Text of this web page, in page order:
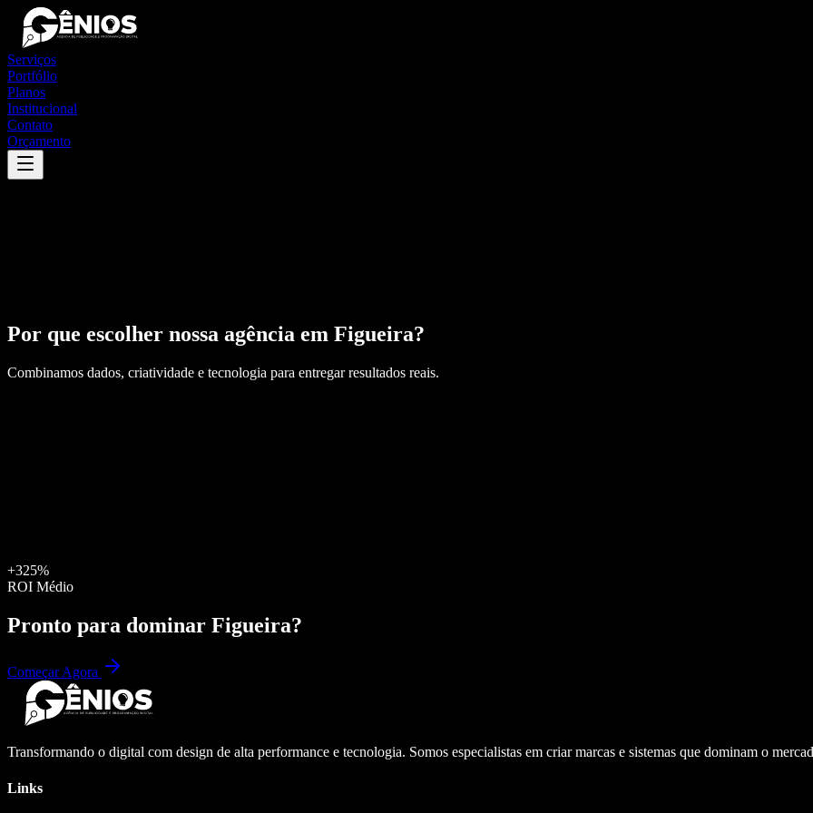
Serviços
Portfólio
Planos
Institucional
Contato
Orçamento
Por que escolher nossa agência em Figueira?
Combinamos dados, criatividade e tecnologia para entregar resultados reais.
+325%
ROI Médio
Pronto para dominar Figueira?
Começar Agora
Transformando o digital com design de alta performance e tecnologia. Somos especialistas em criar marcas e sistemas que dominam o
Links